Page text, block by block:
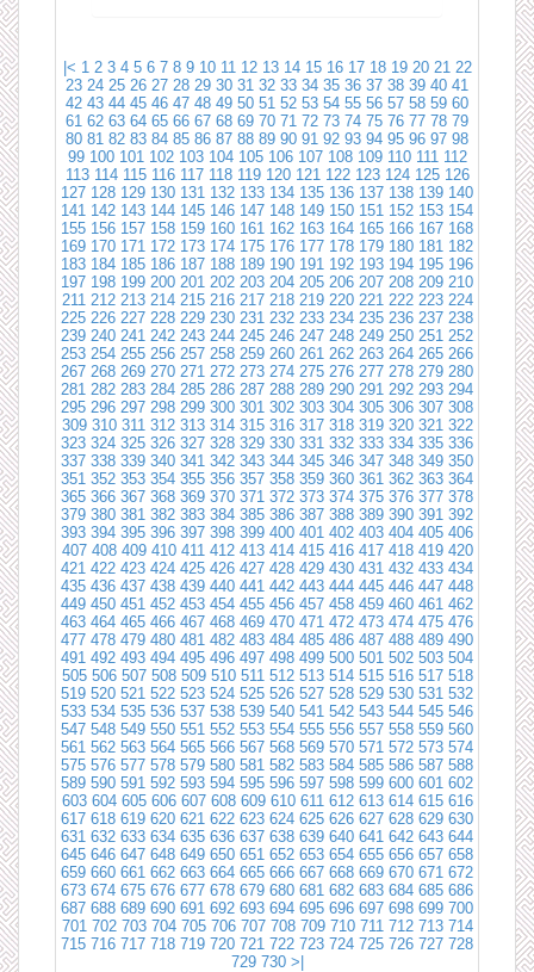
|< 1 2 3 4 5 6 7 8 9 10 11 12 13 14 15 16 17 18 19 20 21 22
23 24 25 26 27 28 29 30 31 32 33 34 35 36 37 38 39 40 41
42 43 44 45 46 47 48 49 50 51 52 53 54 55 56 57 58 59 60
61 62 63 64 65 66 67 68 69 70 71 72 73 74 75 76 77 78 79
80 81 82 83 84 85 86 87 88 89 90 91 92 93 94 95 96 97 98
99 100 101 102 103 104 105 106 107 108 109 110 111 112
113 114 115 116 117 118 119 120 121 122 123 124 125 126
127 128 129 130 131 132 133 134 135 136 137 138 139 140
141 142 143 144 145 146 147 148 149 150 151 152 153 154
155 156 157 158 159 160 161 162 163 164 165 166 167 168
169 170 171 172 173 174 175 176 177 178 179 180 181 182
183 184 185 186 187 188 189 190 191 192 193 194 195 196
197 198 199 200 201 202 203 204 205 206 207 208 209 210
211 212 213 214 215 216 217 218 219 220 221 222 223 224
225 226 227 228 229 230 231 232 233 234 235 236 237 238
239 240 241 242 243 244 245 246 247 248 249 250 251 252
253 254 255 256 257 258 259 260 261 262 263 264 265 266
267 268 269 270 271 272 273 274 275 276 277 278 279 280
281 282 283 284 285 286 287 288 289 290 291 292 293 294
295 296 297 298 299 300 301 302 303 304 305 306 307 308
309 310 311 312 313 314 315 316 317 318 319 320 321 322
323 324 325 326 327 328 329 330 331 332 333 334 335 336
337 338 339 340 341 342 343 344 345 346 347 348 349 350
351 352 353 354 355 356 357 358 359 360 361 362 363 364
365 366 367 368 369 370 371 372 373 374 375 376 377 378
379 380 381 382 383 384 385 386 387 388 389 390 391 392
393 394 395 396 397 398 399 400 401 402 403 404 405 406
407 408 409 410 411 412 413 414 415 416 417 418 419 420
421 422 423 424 425 426 427 428 429 430 431 432 433 434
435 436 437 438 439 440 441 442 443 444 445 446 447 448
449 450 451 452 453 454 455 456 457 458 459 460 461 462
463 464 465 466 467 468 469 470 471 472 473 474 475 476
477 478 479 480 481 482 483 484 485 486 487 488 489 490
491 492 493 494 495 496 497 498 499 500 501 502 503 504
505 506 507 508 509 510 511 512 513 514 515 516 517 518
519 520 521 522 523 524 525 526 527 528 529 530 531 532
533 534 535 536 537 538 539 540 541 542 543 544 545 546
547 548 549 550 551 552 553 554 555 556 557 558 559 560
561 562 563 564 565 566 567 568 569 570 571 572 573 574
575 576 577 578 579 580 581 582 583 584 585 586 587 588
589 590 591 592 593 594 595 596 597 598 599 600 601 602
603 604 605 606 607 608 609 610 611 612 613 614 615 616
617 618 619 620 621 622 623 624 625 626 627 628 629 630
631 632 633 634 635 636 637 638 639 640 641 642 643 644
645 646 647 648 649 650 651 652 653 654 655 656 657 658
659 660 661 662 663 664 665 666 667 668 669 670 671 672
673 674 675 676 677 678 679 680 681 682 683 684 685 686
687 688 689 690 691 692 693 694 695 696 697 698 699 700
701 702 703 704 705 706 707 708 709 710 711 712 713 714
715 716 717 718 719 720 721 722 723 724 725 726 727 728
729 730 >|